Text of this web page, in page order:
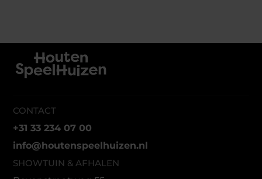
CONTACT
+31 33 234 07 00
info@houtenspeelhuizen.nl
SHOWTUIN & AFHALEN